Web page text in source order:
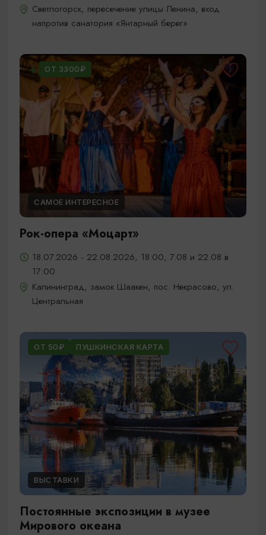
Светлогорск, пересечение улицы Ленина, вход
напротив санатория «Янтарный берег»
ОТ 3300₽
САМОЕ ИНТЕРЕСНОЕ
Рок-опера «Моцарт»
18.07.2026 - 22.08.2026, 18:00, 7.08 и 22.08 в
17:00
Калининград, замок Шаакен, пос. Некрасово, ул.
Центральная
ОТ 50₽ ПУШКИНСКАЯ КАРТА
ВЫСТАВКИ
Постоянные экспозиции в музее
Мирового океана